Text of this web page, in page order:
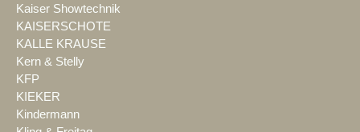
Kaiser Showtechnik
KAISERSCHOTE
KALLE KRAUSE
Kern & Stelly
KFP
KIEKER
Kindermann